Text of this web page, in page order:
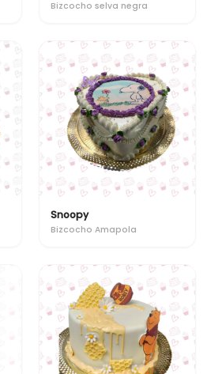
Bizcocho selva negra
Snoopy
Bizcocho Amapola